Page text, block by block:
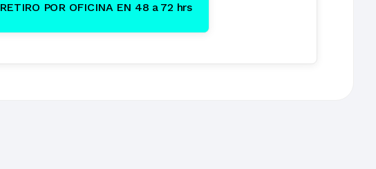
RETIRO POR OFICINA EN 48 a 72 hrs